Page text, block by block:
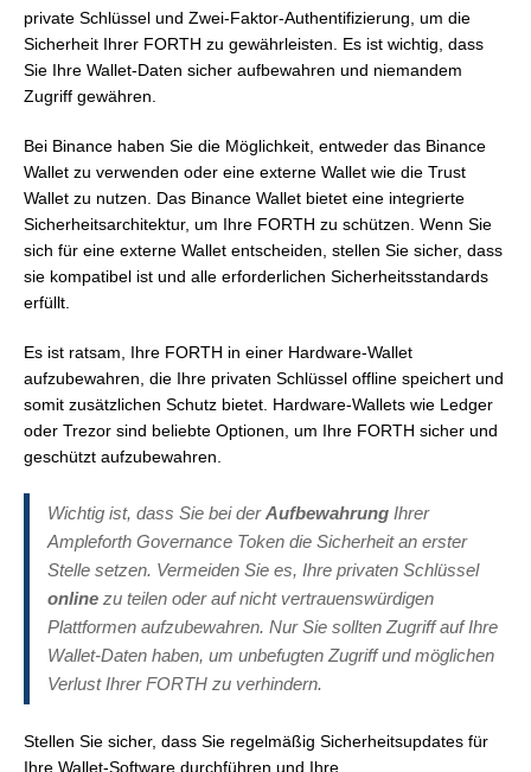
private Schlüssel und Zwei-Faktor-Authentifizierung, um die
Sicherheit Ihrer FORTH zu gewährleisten. Es ist wichtig, dass
Sie Ihre Wallet-Daten sicher aufbewahren und niemandem
Zugriff gewähren.
Bei Binance haben Sie die Möglichkeit, entweder das Binance
Wallet zu verwenden oder eine externe Wallet wie die Trust
Wallet zu nutzen. Das Binance Wallet bietet eine integrierte
Sicherheitsarchitektur, um Ihre FORTH zu schützen. Wenn Sie
sich für eine externe Wallet entscheiden, stellen Sie sicher, dass
sie kompatibel ist und alle erforderlichen Sicherheitsstandards
erfüllt.
Es ist ratsam, Ihre FORTH in einer Hardware-Wallet
aufzubewahren, die Ihre privaten Schlüssel offline speichert und
somit zusätzlichen Schutz bietet. Hardware-Wallets wie Ledger
oder Trezor sind beliebte Optionen, um Ihre FORTH sicher und
geschützt aufzubewahren.
Wichtig ist, dass Sie bei derAufbewahrung Ihrer
Ampleforth Governance Token die Sicherheit an erster
Stelle setzen. Vermeiden Sie es, Ihre privaten Schlüssel
online zu teilen oder auf nicht vertrauenswürdigen
Plattformen aufzubewahren. Nur Sie sollten Zugriff auf Ihre
Wallet-Daten haben, um unbefugten Zugriff und möglichen
Verlust Ihrer FORTH zu verhindern.
Stellen Sie sicher, dass Sie regelmäßig Sicherheitsupdates für
Ihre Wallet-Software durchführen und Ihre